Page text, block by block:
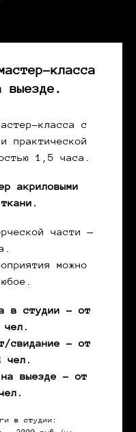
класса
выезде.
класса с
практической
1,5 часа.
акриловыми
части —
можно
в студии - от
свидание - от
чел.
на выезде - от
в студии: